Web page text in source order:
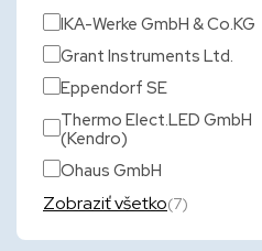
IKA-Werke GmbH & Co.KG
Grant Instruments Ltd.
Eppendorf SE
Thermo Elect.LED GmbH
(Kendro)
Ohaus GmbH
Zobraziť všetko(7)